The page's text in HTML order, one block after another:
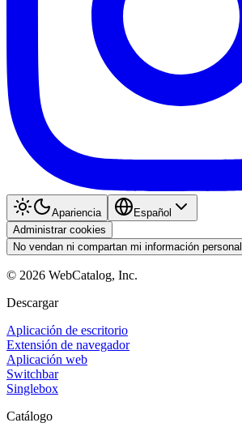
Apariencia
Español
Administrar cookies
No vendan ni compartan mi información personal
© 2026 WebCatalog, Inc.
Descargar
Aplicación de escritorio
Extensión de navegador
Aplicación web
Switchbar
Singlebox
Catálogo